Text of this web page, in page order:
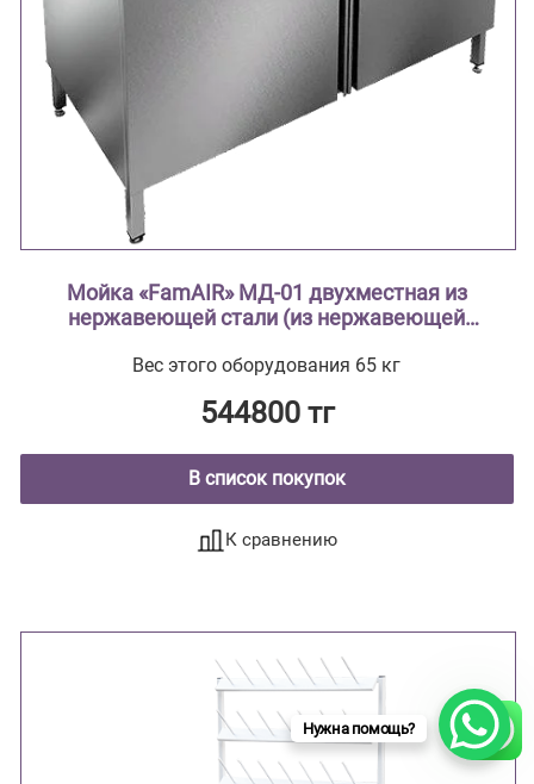
Мойка «FamAIR» МД-01 двухместная из
нержавеющей стали (из нержавеющей
столешница с рабочей зоной, мойки
столешницу)
Вес этого оборудования 65 кг
544800 тг
В список покупок
К сравнению
Нужна помощь?